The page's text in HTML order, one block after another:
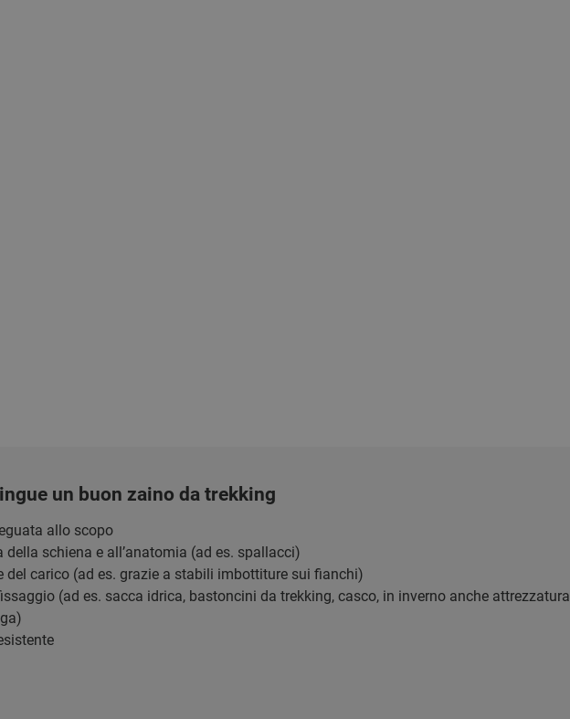
un buon zaino da trekking
allo scopo
schiena e all’anatomia (ad es. spallacci)
carico (ad es. grazie a stabili imbottiture sui fianchi)
(ad es. sacca idrica, bastoncini da trekking, casco, in inverno anche attrezzatura